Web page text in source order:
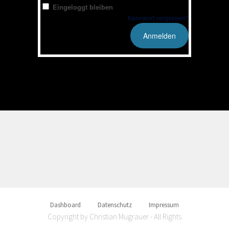
Eingeloggt bleiben
Kennwort vergessen?
Dashboard Datenschutz Impressum
Copyright by Christian Mugrauer - All Rights